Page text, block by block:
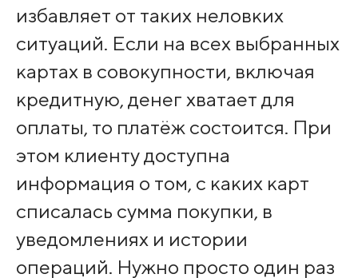
избавляет от таких неловких
ситуаций. Если на всех выбранных
картах в совокупности, включая
кредитную, денег хватает для
оплаты, то платёж состоится. При
этом клиенту доступна
информация о том, с каких карт
списалась сумма покупки, в
уведомлениях и истории
операций. Нужно просто один раз